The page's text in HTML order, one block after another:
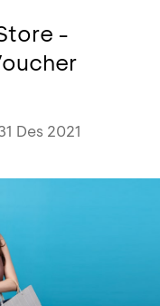
-
Des 2021